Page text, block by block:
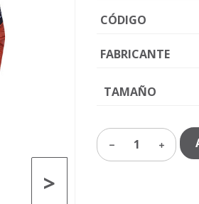
>
CÓDIGO
FABRICANTE
TAMAÑO
1